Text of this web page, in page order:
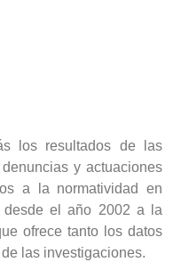
los resultados de las
y actuaciones
a la normatividad en
desde el año 2002 a la
ofrece tanto los datos
las investigaciones.